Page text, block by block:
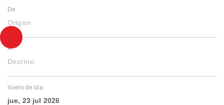
De
Origen
A
Destino
Vuelo de ida
jue, 23 jul 2026